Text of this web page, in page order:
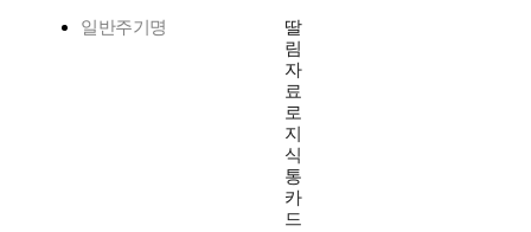
일반주기명
딸
림
자
료
로
지
식
통
카
드